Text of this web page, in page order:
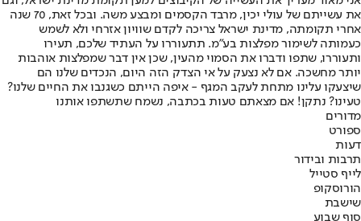
את עשייתם של עולי יכין, מרבד הקסמים ומבצע משה. ובכל זאת, 70 שנה
אחרי תקומתה, מדינת ישראל צריכה לקדם שוויון אזרחי ולא לשמש
כעמותה לשימור מפלצות בע"מ. תתעוררו על העתיד שלכם, תעירו
ותעוררו, שתפו ודברו את הסמוי מהעין, שכן אין דבר שמפלצות אוהבות
יותר מחשכה. אם לא נצעק על אי הצדק הזה היום, הנכדים שלנו הם
שיצעקו עלינו מתחת לעקב המגף - איפה הייתם כשגנבו את החיים שלנו?
טעינו? נתקן! אם מצאתם טעות בכתבה, נשמח שתשתפו אותנו
מדורים
ספורט
דעות
תרבות ובידור
לייף סטייל
הורוסקופ
שישבת
סוף שבוע